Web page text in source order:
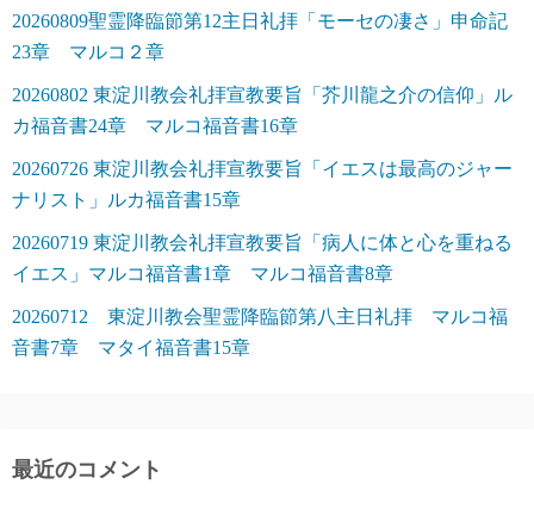
20260809聖霊降臨節第12主日礼拝「モーセの凄さ」申命記
23章 マルコ２章
20260802 東淀川教会礼拝宣教要旨「芥川龍之介の信仰」ル
カ福音書24章 マルコ福音書16章
20260726 東淀川教会礼拝宣教要旨「イエスは最高のジャー
ナリスト」ルカ福音書15章
20260719 東淀川教会礼拝宣教要旨「病人に体と心を重ねる
イエス」マルコ福音書1章 マルコ福音書8章
20260712 東淀川教会聖霊降臨節第八主日礼拝 マルコ福
音書7章 マタイ福音書15章
最近のコメント